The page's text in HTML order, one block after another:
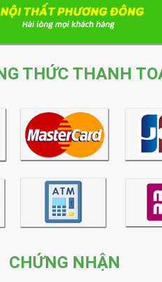
THỨC THANH
CHỨNG NHẬN